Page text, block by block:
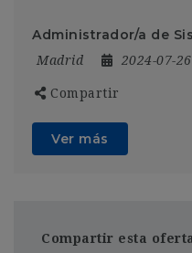
Administrador/a de
Madrid 2024-07-26
Compartir
Ver más
Compartir esta oferta